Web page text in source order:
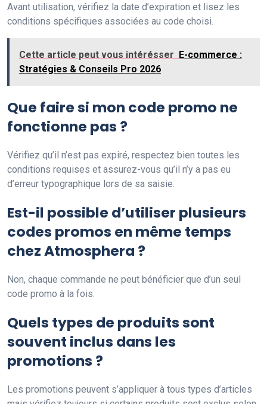
Avant utilisation, vérifiez la date d’expiration et lisez les
conditions spécifiques associées au code choisi.
Cette article peut vous intérésser E-commerce :
Stratégies & Conseils Pro 2026
Que faire si mon code promo ne
fonctionne pas ?
Vérifiez qu’il n’est pas expiré, respectez bien toutes les
conditions requises et assurez-vous qu’il n’y a pas eu
d’erreur typographique lors de sa saisie.
Est-il possible d’utiliser plusieurs
codes promos en même temps
chez Atmosphera ?
Non, chaque commande ne peut bénéficier que d’un seul
code promo à la fois.
Quels types de produits sont
souvent inclus dans les
promotions ?
Les promotions peuvent s’appliquer à tous types d’articles